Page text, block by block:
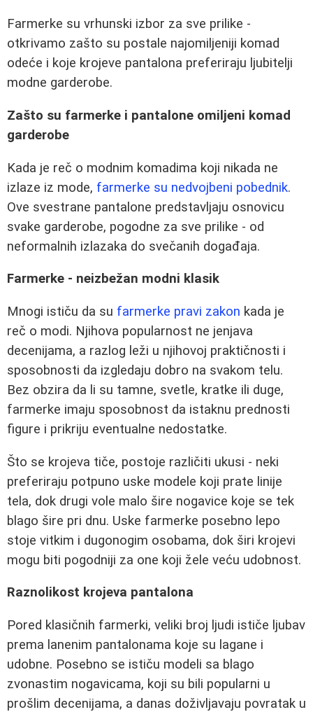
Farmerke su vrhunski izbor za sve prilike -
otkrivamo zašto su postale najomiljeniji komad
odeće i koje krojeve pantalona preferiraju ljubitelji
modne garderobe.
Zašto su farmerke i pantalone omiljeni komad
garderobe
Kada je reč o modnim komadima koji nikada ne
izlaze iz mode, farmerke su nedvojbeni pobednik.
Ove svestrane pantalone predstavljaju osnovicu
svake garderobe, pogodne za sve prilike - od
neformalnih izlazaka do svečanih događaja.
Farmerke - neizbežan modni klasik
Mnogi ističu da su farmerke pravi zakon kada je
reč o modi. Njihova popularnost ne jenjava
decenijama, a razlog leži u njihovoj praktičnosti i
sposobnosti da izgledaju dobro na svakom telu.
Bez obzira da li su tamne, svetle, kratke ili duge,
farmerke imaju sposobnost da istaknu prednosti
figure i prikriju eventualne nedostatke.
Što se krojeva tiče, postoje različiti ukusi - neki
preferiraju potpuno uske modele koji prate linije
tela, dok drugi vole malo šire nogavice koje se tek
blago šire pri dnu. Uske farmerke posebno lepo
stoje vitkim i dugonogim osobama, dok širi krojevi
mogu biti pogodniji za one koji žele veću udobnost.
Raznolikost krojeva pantalona
Pored klasičnih farmerki, veliki broj ljudi ističe ljubav
prema lanenim pantalonama koje su lagane i
udobne. Posebno se ističu modeli sa blago
zvonastim nogavicama, koji su bili popularni u
prošlim decenijama, a danas doživljavaju povratak u